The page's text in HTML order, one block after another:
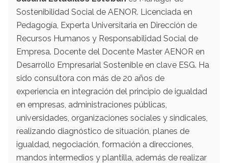
Sostenibilidad Social de AENOR. Licenciada en
Pedagogía, Experta Universitaria en Dirección de
Recursos Humanos y Responsabilidad Social de
Empresa. Docente del Docente Master AENOR en
Desarrollo Empresarial Sostenible en clave ESG. Ha
sido consultora con más de 20 años de
experiencia en integración del principio de igualdad
en empresas, administraciones públicas,
universidades, organizaciones sociales y sindicales,
realizando diagnóstico de situación, planes de
igualdad, negociación, formación a direcciones,
mandos intermedios y plantilla, además de realizar